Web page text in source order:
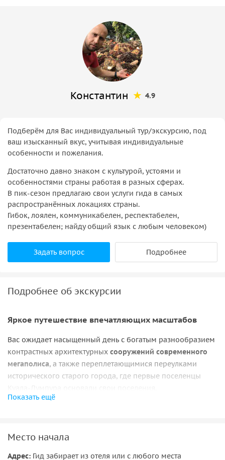
Константин 4.9
Подберём для Вас индивидуальный тур/экскурсию, под
ваш изысканный вкус, учитывая индивидуальные
особенности и пожелания.
Достаточно давно знаком с культурой, устоями и
особенностями страны работая в разных сферах.
В пик-сезон предлагаю свои услуги гида в самых
распространённых локациях страны.
Гибок, лоялен, коммуникабелен, респектабелен,
презентабелен; найду общий язык с любым человеком)
Задать вопрос Подробнее
Подробнее об экскурсии
Яркое путешествие впечатляющих масштабов
Вас ожидает насыщенный день с богатым разнообразием
контрастных архитектурных сооружений современного
мегаполиса, а также переплетающимися переулками
исторического старого города, где первые поселенцы
китайцев и коренных малайцев оказало влияние на
Показать ещё
Место начала
Адрес: Гид забирает из отеля или с любого места